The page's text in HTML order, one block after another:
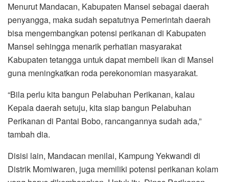
Menurut Mandacan, Kabupaten Mansel sebagai daerah
penyangga, maka sudah sepatutnya Pemerintah daerah
bisa mengembangkan potensi perikanan di Kabupaten
Mansel sehingga menarik perhatian masyarakat
Kabupaten tetangga untuk dapat membeli ikan di Mansel
guna meningkatkan roda perekonomian masyarakat.
“Bila perlu kita bangun Pelabuhan Perikanan, kalau
Kepala daerah setuju, kita siap bangun Pelabuhan
Perikanan di Pantai Bobo, rancangannya sudah ada,”
tambah dia.
Disisi lain, Mandacan menilai, Kampung Yekwandi di
Distrik Momiwaren, juga memiliki potensi perikanan kolam